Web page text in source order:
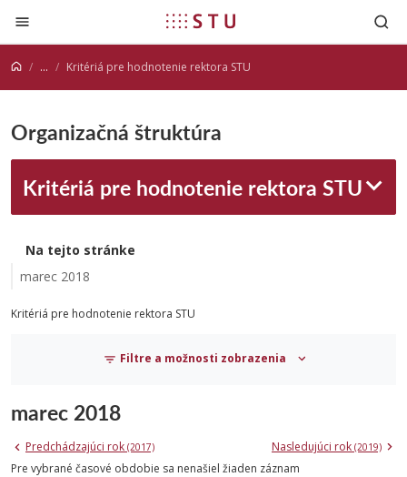
Prejsť na obsah
... Kritériá pre hodnotenie rektora STU
Organizačná štruktúra
Kritériá pre hodnotenie rektora STU
Na tejto stránke
marec 2018
Kritériá pre hodnotenie rektora STU
Filtre a možnosti zobrazenia
marec 2018
Predchádzajúci rok (2017) Nasledujúci rok (2019)
Pre vybrané časové obdobie sa nenašiel žiaden záznam